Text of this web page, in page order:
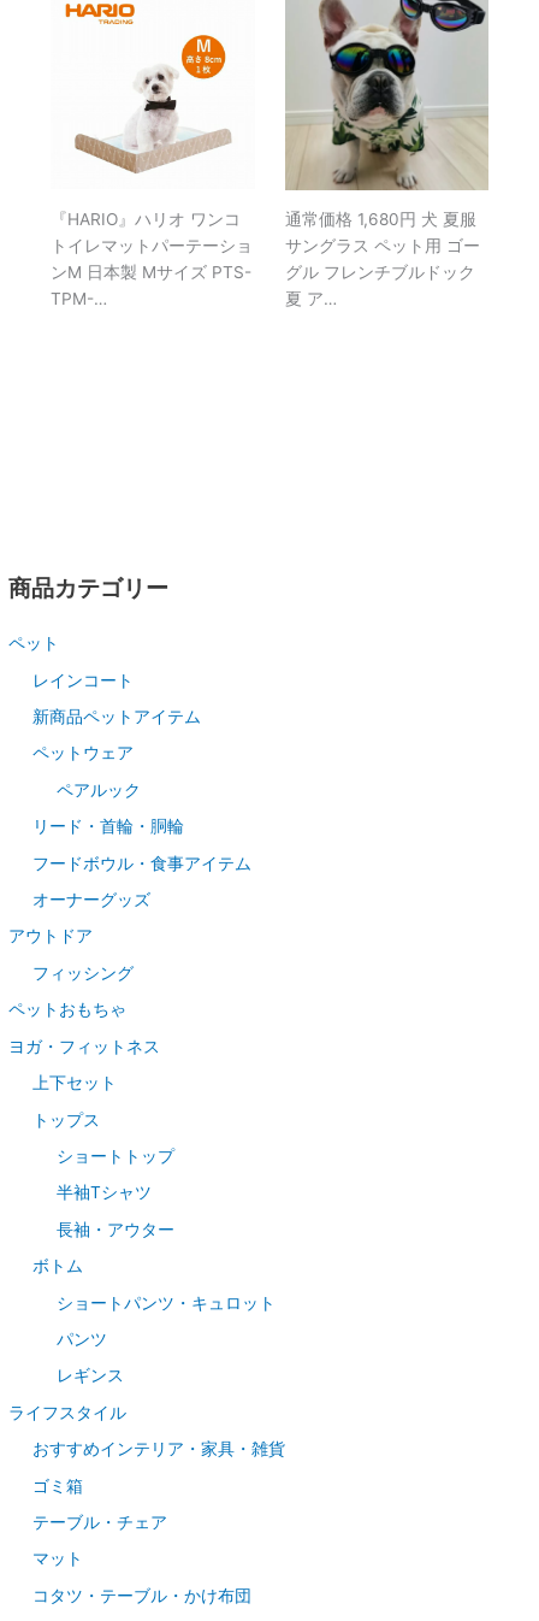
商品カテゴリー
ペット
レインコート
新商品ペットアイテム
ペットウェア
ペアルック
リード・首輪・胴輪
フードボウル・食事アイテム
オーナーグッズ
アウトドア
フィッシング
ペットおもちゃ
ヨガ・フィットネス
上下セット
トップス
ショートトップ
半袖Tシャツ
長袖・アウター
ボトム
ショートパンツ・キュロット
パンツ
レギンス
ライフスタイル
おすすめインテリア・家具・雑貨
ゴミ箱
テーブル・チェア
マット
コタツ・テーブル・かけ布団
『HARIO』ハリオ ワンコ
トイレマットパーテーショ
ンM 日本製 Mサイズ PTS-
TPM-…
通常価格 1,680円 犬 夏服
サングラス ペット用 ゴー
グル フレンチブルドック
夏 ア…